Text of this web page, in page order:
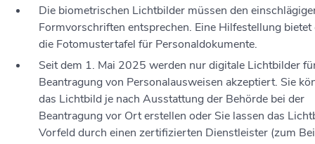
Die biometrischen Lichtbilder müssen den
Formvorschriften entsprechen. Eine Hilfestellung bietet
die Fotomustertafel für Personaldokumente.
Seit dem 1. Mai 2025 werden nur digitale Lichtbilder
Beantragung von Personalausweisen akzeptiert. Sie
das Lichtbild je nach Ausstattung der Behörde bei der
Beantragung vor Ort erstellen oder Sie lassen das
Vorfeld durch einen zertifizierten Dienstleister (zum